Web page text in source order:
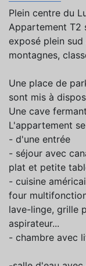
Plein centre du
Appartement T2
exposé plein
montagnes,
Une place de
sont mis à
Une cave
L'appartement
- d'une entrée
- séjour avec
plat et petite
- cuisine
four
lave-linge, grille
aspirateur...
- chambre avec